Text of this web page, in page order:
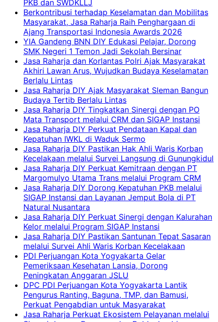
PKB dan SWDKLLJ
Berkontribusi terhadap Keselamatan dan Mobilitas
Masyarakat, Jasa Raharja Raih Penghargaan di
Ajang Transportasi Indonesia Awards 2026
YIA Gandeng BNN DIY Edukasi Pelajar, Dorong
SMK Negeri 1 Temon Jadi Sekolah Bersinar
Jasa Raharja dan Korlantas Polri Ajak Masyarakat
Akhiri Lawan Arus, Wujudkan Budaya Keselamatan
Berlalu Lintas
Jasa Raharja DIY Ajak Masyarakat Sleman Bangun
Budaya Tertib Berlalu Lintas
Jasa Raharja DIY Tingkatkan Sinergi dengan PO
Mata Transport melalui CRM dan SIGAP Instansi
Jasa Raharja DIY Perkuat Pendataan Kapal dan
Kepatuhan IWKL di Waduk Sermo
Jasa Raharja DIY Pastikan Hak Ahli Waris Korban
Kecelakaan melalui Survei Langsung di Gunungkidul
Jasa Raharja DIY Perkuat Kemitraan dengan PT
Margomulyo Utama Trans melalui Program CRM
Jasa Raharja DIY Dorong Kepatuhan PKB melalui
SIGAP Instansi dan Layanan Jemput Bola di PT
Natural Nusantara
Jasa Raharja DIY Perkuat Sinergi dengan Kalurahan
Kelor melalui Program SIGAP Instansi
Jasa Raharja DIY Pastikan Santunan Tepat Sasaran
melalui Survei Ahli Waris Korban Kecelakaan
PDI Perjuangan Kota Yogyakarta Gelar
Pemeriksaan Kesehatan Lansia, Dorong
Peningkatan Anggaran JSLU
DPC PDI Perjuangan Kota Yogyakarta Lantik
Pengurus Ranting, Baguna, TMP, dan Bamusi,
Perkuat Pengabdian untuk Masyarakat
Jasa Raharja Perkuat Ekosistem Pelayanan melalui